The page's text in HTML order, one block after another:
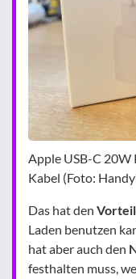
Apple USB-C 20W
Kabel (Foto:
Das hat den Vorteil
Laden benutzen
hat aber auch den
festhalten muss,